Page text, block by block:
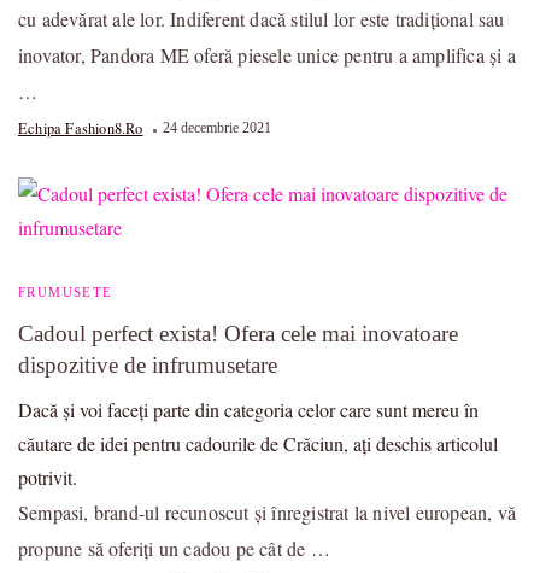
cu adevărat ale lor. Indiferent dacă stilul lor este tradițional sau
inovator, Pandora ME oferă piesele unice pentru a amplifica și a
…
Echipa Fashion8.ro 24 decembrie 2021
FRUMUSETE
Cadoul perfect exista! Ofera cele mai inovatoare
dispozitive de infrumusetare
Dacă și voi faceți parte din categoria celor care sunt mereu în
căutare de idei pentru cadourile de Crăciun, ați deschis articolul
potrivit.
Sempasi, brand-ul recunoscut şi înregistrat la nivel european, vă
propune să oferiți un cadou pe cât de …